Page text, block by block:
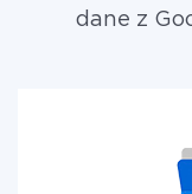
dane z